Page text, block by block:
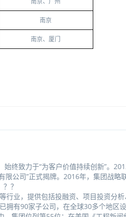
南京、广州
南京
南京、厦门
终致力于“为客户价值持续创新”。
公司”正式揭牌。2016年，集团战略
？
行业，提供包括投融资、项目投资分
拥有90家子公司，在全球30多个地区